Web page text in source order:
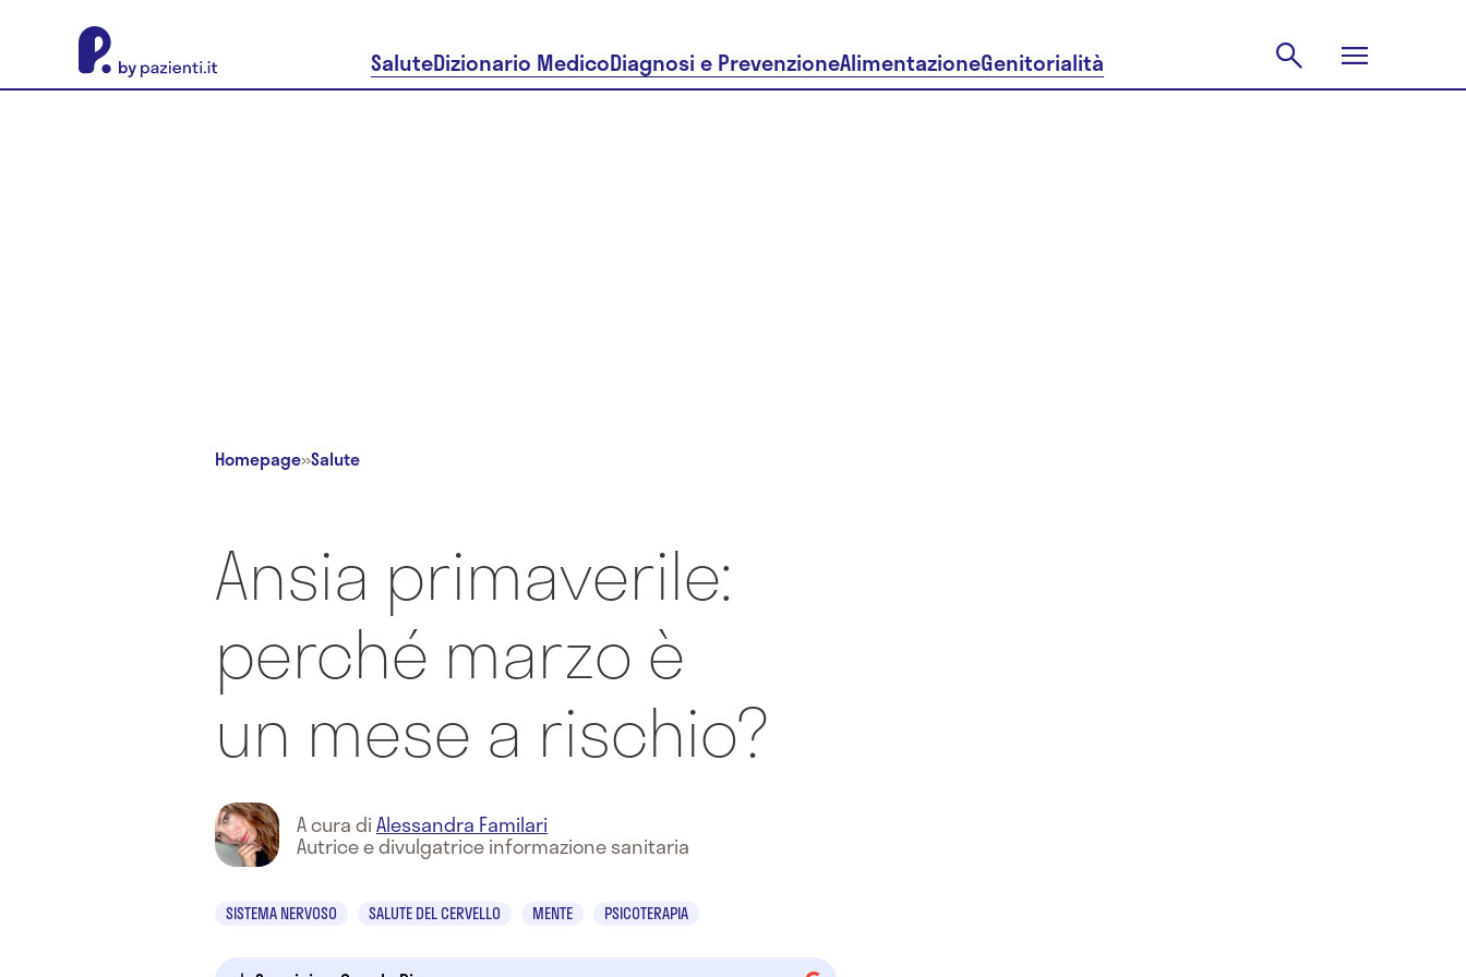
SaluteDizionario MedicoDiagnosi e PrevenzioneAlimentazioneGenitorialità
Homepage»Salute
Ansia primaverile:
perché marzo è
un mese a rischio?
A cura diAlessandra Familari
Autrice e divulgatrice informazione sanitaria
SISTEMA NERVOSO SALUTE DEL CERVELLO MENTE PSICOTERAPIA